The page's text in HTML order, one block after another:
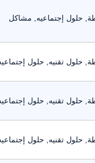
حلول إجتماعيه, مشاكل
حلول تقنيه, حلول إجتماعيه
حلول تقنيه, حلول إجتماعيه
حلول تقنيه, حلول إجتماعيه